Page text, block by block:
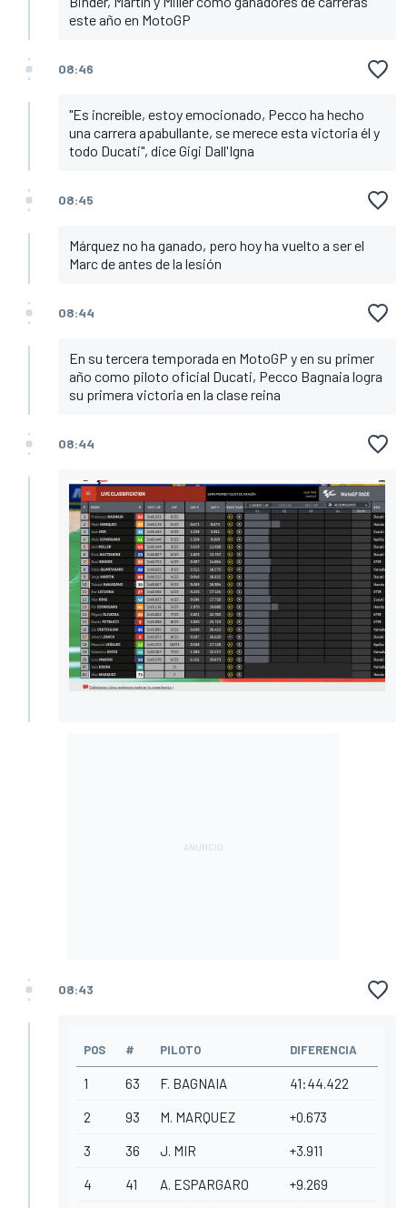
este año en MotoGP
08:46
"Es increíble, estoy emocionado, Pecco ha hecho
una carrera apabullante, se merece esta victoria él y
todo Ducati", dice Gigi Dall'Igna
08:45
Márquez no ha ganado, pero hoy ha vuelto a ser el
Marc de antes de la lesión
08:44
En su tercera temporada en MotoGP y en su primer
año como piloto oficial Ducati, Pecco Bagnaia logra
su primera victoria en la clase reina
08:44
08:43
POS # PILOTO DIFERENCIA
1 63 F. BAGNAIA 41:44.422
2 93 M. MARQUEZ +0.673
3 36 J. MIR +3.911
4 41 A. ESPARGARO +9.269